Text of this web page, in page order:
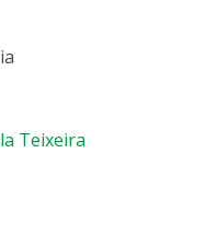
Teixeira